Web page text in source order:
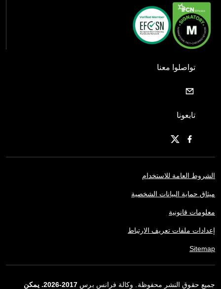
تواصلوا معنا
تابعونا
الشروط العامة للاستخدام
ميثاق حماية البيانات الشخصية
معلومات قانونية
إعدادات ملفات تعريف الارتباط
Sitemap
جميع حقوق النشر محفوظة. وكالة فرانس برس 2017-2026. يمكن